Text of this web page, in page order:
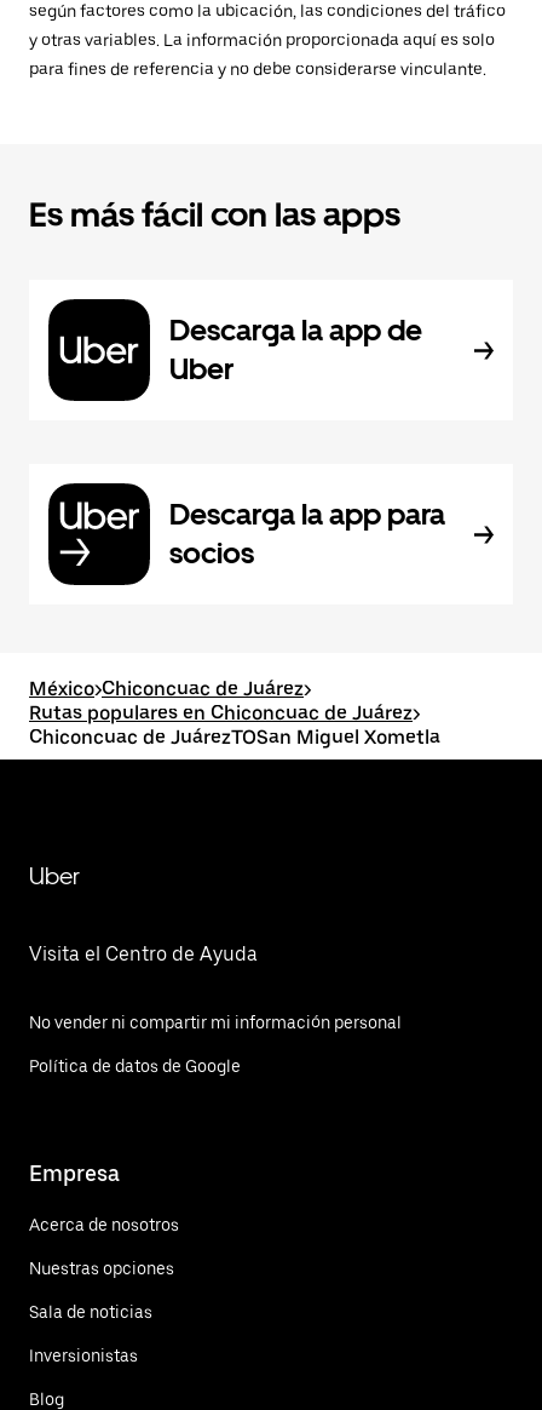
según factores como la ubicación, las condiciones del tráfico
y otras variables. La información proporcionada aquí es solo
para fines de referencia y no debe considerarse vinculante.
Es más fácil con las apps
Descarga la app de
Uber
Descarga la app para
socios
México>Chiconcuac de Juárez>
Rutas populares en Chiconcuac de Juárez>
Chiconcuac de JuárezTOSan Miguel Xometla
Uber
Visita el Centro de Ayuda
No vender ni compartir mi información personal
Política de datos de Google
Empresa
Acerca de nosotros
Nuestras opciones
Sala de noticias
Inversionistas
Blog